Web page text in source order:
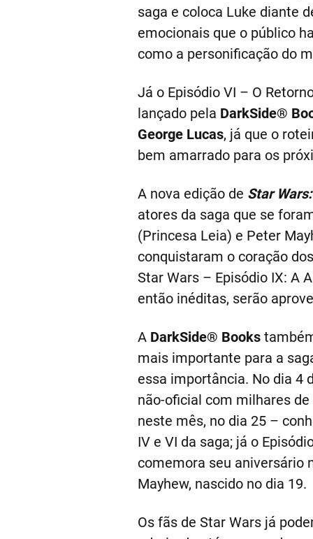
saga e coloca Luke diante
emocionais que o público
como a personificação do
Já o Episódio VI – O
lançado pela DarkSide®
George Lucas, já que o
bem amarrado para os
A nova edição de Star
atores da saga que se
(Princesa Leia) e Peter
conquistaram o coração
Star Wars – Episódio IX: A
então inéditas, serão
A DarkSide® Books
mais importante para a
essa importância. No dia 4
não-oficial com milhares
neste mês, no dia 25 –
IV e VI da saga; já o
comemora seu aniversário
Mayhew, nascido no dia 19.
Os fãs de Star Wars já